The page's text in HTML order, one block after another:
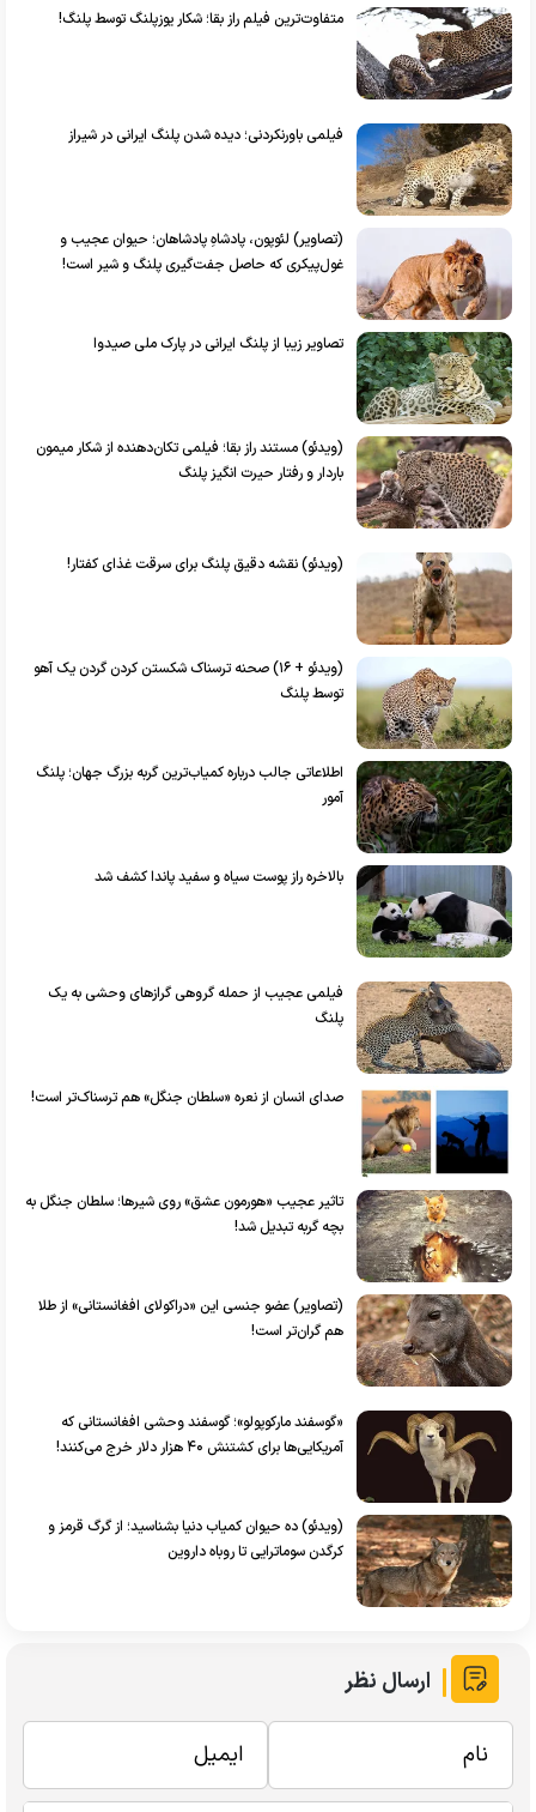
متفاوت‌ترین فیلم راز بقا؛ شکار یوزپلنگ توسط پلنگ!
فیلمی باورنکردنی؛ دیده شدن پلنگ ایرانی در شیراز
(تصاویر) لئوپون، پادشاهِ پادشاهان؛ حیوان عجیب و
غول‌پیکری که حاصل جفت‌گیری پلنگ و شیر است!
تصاویر زیبا از پلنگ ایرانی در پارک ملی صیدوا
(ویدئو) مستند راز بقا؛ فیلمی تکان‌دهنده از شکار میمون
باردار و رفتار حیرت انگیز پلنگ
(ویدئو) نقشه دقیق پلنگ برای سرقت غذای کفتار!
(ویدئو + ۱۶) صحنه ترسناک شکستن کردن گردن یک آهو
توسط پلنگ
اطلاعاتی جالب درباره کمیاب‌ترین گربه بزرگ جهان؛ پلنگ
آمور
بالاخره راز پوست سیاه و سفید پاندا کشف شد
فیلمی عجیب از حمله گروهی گراز‌های وحشی به یک
پلنگ
صدای انسان از نعره «سلطان جنگل» هم ترسناک‌تر است!
تاثیر عجیب «هورمون عشق» روی شیر‌ها؛ سلطان جنگل به
بچه گربه تبدیل شد!
(تصاویر) عضو جنسی این «دراکولای افغانستانی» از طلا
هم گران‌تر است!
«گوسفند مارکوپولو»؛ گوسفند وحشی افغانستانی که
آمریکایی‌ها برای کشتنش ۴۰ هزار دلار خرج می‌کنند!
(ویدئو) ده حیوان کمیاب دنیا بشناسید؛ از گرگ قرمز و
کرگدن سوماترایی تا روباه داروین
ارسال نظر